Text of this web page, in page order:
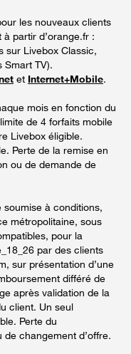
les nouveaux clients
partir d’orange.fr :
sur Livebox Classic,
Smart TV).
et Internet+Mobile.
mois en fonction du
de 4 forfaits mobile
Livebox éligible.
Perte de la remise en
ou de demande de
soumise à conditions,
métropolitaine, sous
pour la
par des clients
sur présentation d’une
différé de
après validation de la
client. Un seul
Perte du
changement d’offre.